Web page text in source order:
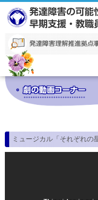
動画コーナー
平成26年度報告書
参考資料（リーフレットほ
ミュージカル「それぞれの